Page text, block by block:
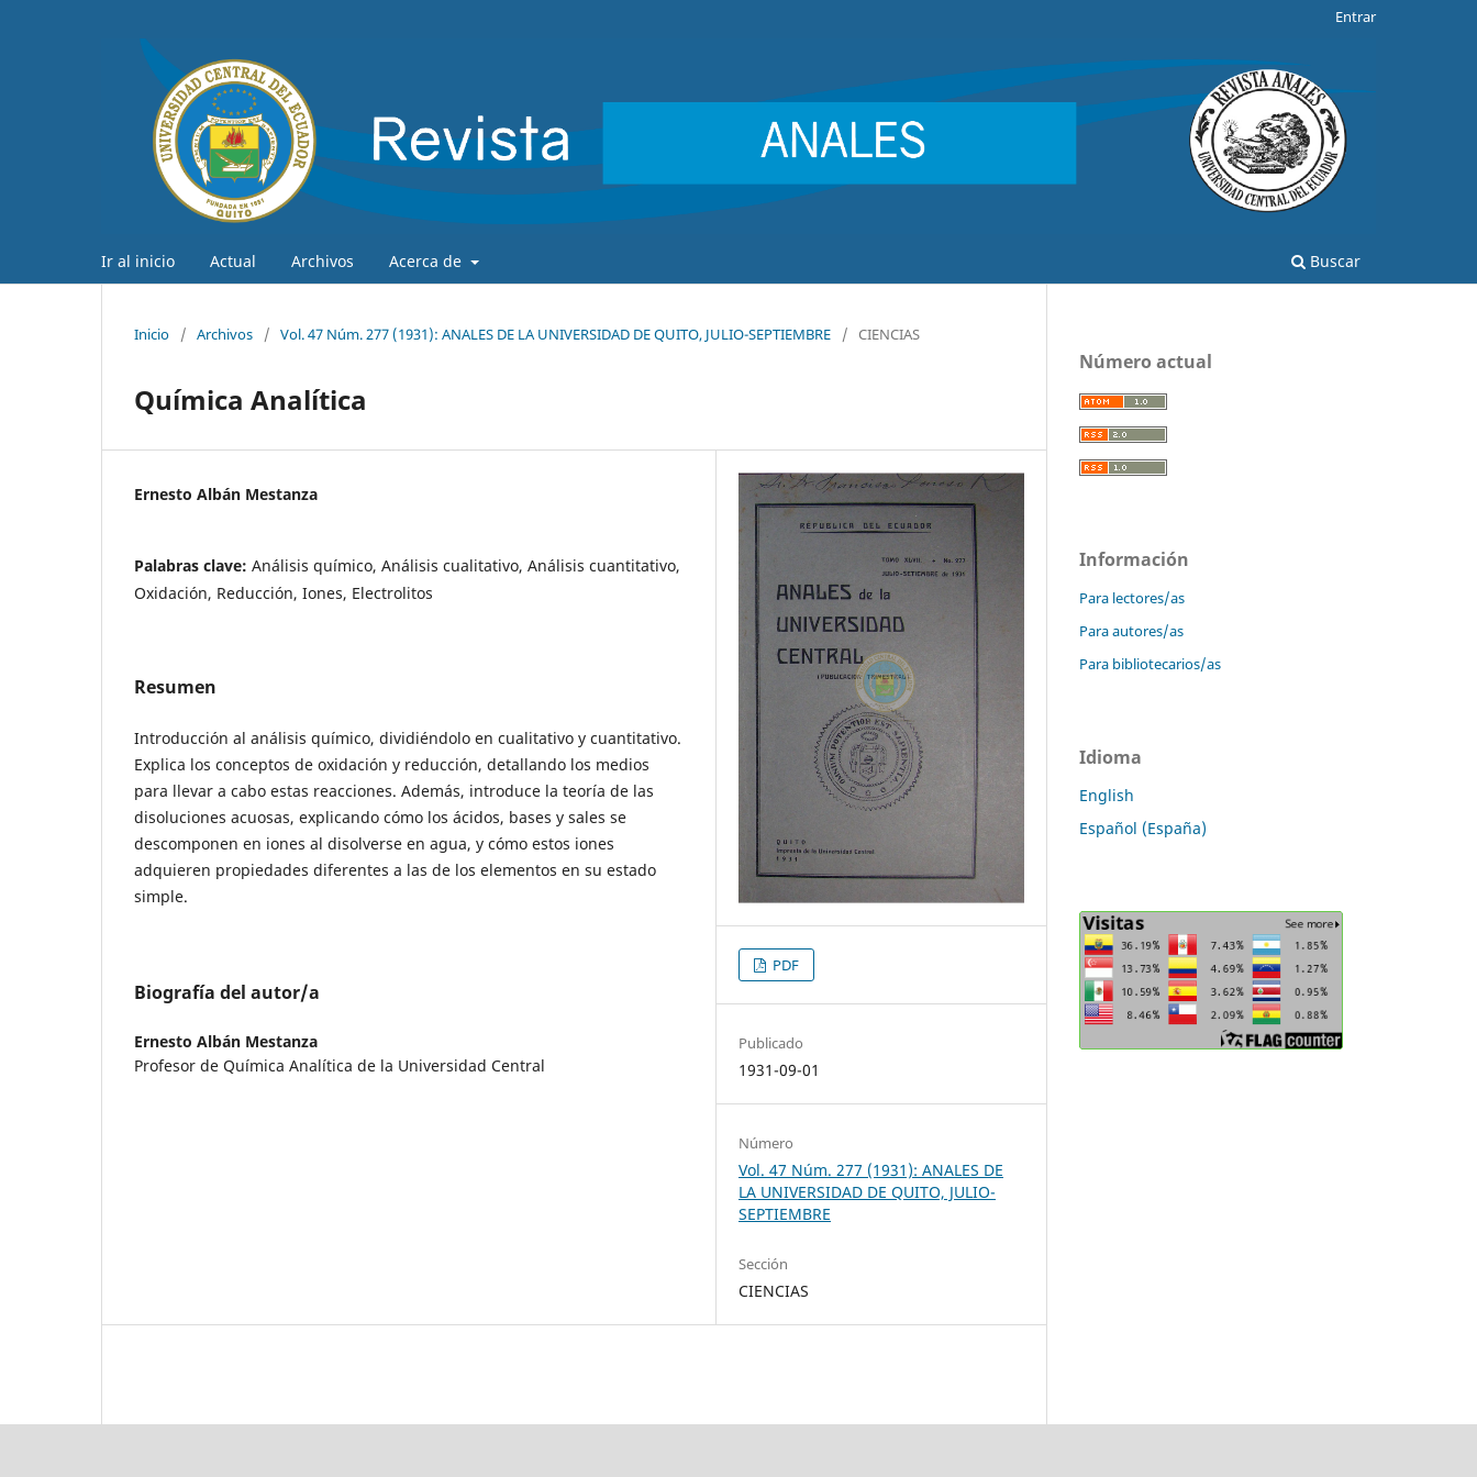
Ir al inicio Actual Archivos Acerca de Buscar
Entrar
Inicio / Archivos / Vol. 47 Núm. 277 (1931): ANALES DE LA UNIVERSIDAD DE QUITO, JULIO-SEPTIEMBRE / CIENCIAS
Química Analítica
Ernesto Albán Mestanza
Palabras clave: Análisis químico, Análisis cualitativo, Análisis cuantitativo,
Oxidación, Reducción, Iones, Electrolitos
Resumen
Introducción al análisis químico, dividiéndolo en cualitativo y cuantitativo.
Explica los conceptos de oxidación y reducción, detallando los medios
para llevar a cabo estas reacciones. Además, introduce la teoría de las
disoluciones acuosas, explicando cómo los ácidos, bases y sales se
descomponen en iones al disolverse en agua, y cómo estos iones
adquieren propiedades diferentes a las de los elementos en su estado
simple.
Biografía del autor/a
Ernesto Albán Mestanza
Profesor de Química Analítica de la Universidad Central
PDF
Publicado
1931-09-01
Número
Vol. 47 Núm. 277 (1931): ANALES DE
LA UNIVERSIDAD DE QUITO, JULIO-
SEPTIEMBRE
Sección
CIENCIAS
Número actual
Información
Para lectores/as
Para autores/as
Para bibliotecarios/as
Idioma
English
Español (España)